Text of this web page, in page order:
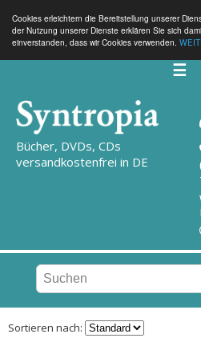
Cookies erleichtern die Bereitstellung unserer
der Nutzung unserer Dienste erklären Sie sich
einverstanden, dass wir Cookies verwenden.
☰
Bücher, DVDs, CDs
versandkostenfrei in DE
Sortieren nach: